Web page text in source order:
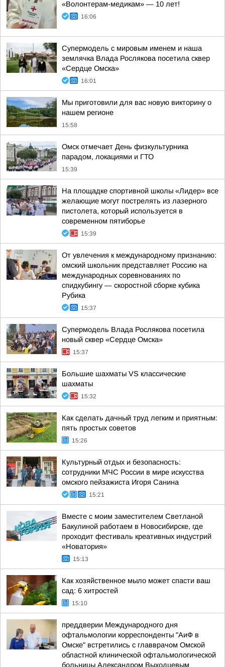
«Волонтерам-медикам» — 10 лет!
16:06
Супермодель с мировым именем и наша
землячка Влада Рослякова посетила сквер
«Сердце Омска»
16:01
Мы приготовили для вас новую викторину о
нашем регионе
15:58
Омск отмечает День физкультурника
парадом, локациями и ГТО
15:39
На площадке спортивной школы «Лидер» все
желающие могут пострелять из лазерного
пистолета, который используется в
современном пятиборье
15:39
От увлечения к международному признанию:
омский школьник представляет Россию на
международных соревнованиях по
спидкубингу — скоростной сборке кубика
Рубика
15:37
Супермодель Влада Рослякова посетила
новый сквер «Сердце Омска»
15:37
Большие шахматы VS классические
шахматы
15:32
Как сделать дачный труд легким и приятным:
пять простых советов
15:26
Культурный отдых и безопасность:
сотрудники МЧС России в мире искусства
омского пейзажиста Игоря Санина
15:21
Вместе с моим заместителем Светланой
Бакулиной работаем в Новосибирске, где
проходит фестиваль креативных индустрий
«Новатория»
15:13
Как хозяйственное мыло может спасти ваш
сад: 6 хитростей
15:10
преддверии Международного дня
офтальмологии корреспонденты "АиФ в
Омске" встретились с главврачом Омской
областной клинической офтальмологической
больницы Александром Выходцевым